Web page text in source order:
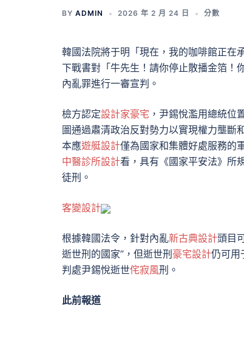
BY ADMIN 2026 年 2 月 24 日 分數
韓國法院將于明「現在，我的咖啡館正在
下戰書對「牛先生！請你停止散播金箔！
內亂罪進行一審宣判。
檢方認定設計家豪宅 ，尹錫悅濫用總統位
圖通過肅清政治反對勢力以實現權力壟斷
本應遊艇設計僅為國家和集體好處服務的
中醫診所設計看，具有《國家平安法》所
徒刑。
客變設計
根據韓國法令，針對內亂新古典設計頭目
逝世刑的國家”，但逝世刑 豪宅設計仍可用
判處尹錫悅逝世侘寂風刑。
此前報道